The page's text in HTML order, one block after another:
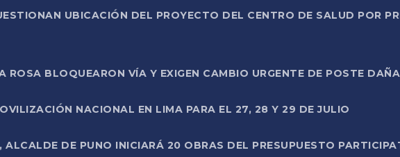
UBICACIÓN DEL PROYECTO DEL CENTRO DE SALUD POR
BLOQUEARON VÍA Y EXIGEN CAMBIO URGENTE DE POSTE
NACIONAL EN LIMA PARA EL 27, 28 Y 29 DE JULIO
DE PUNO INICIARÁ 20 OBRAS DEL PRESUPUESTO